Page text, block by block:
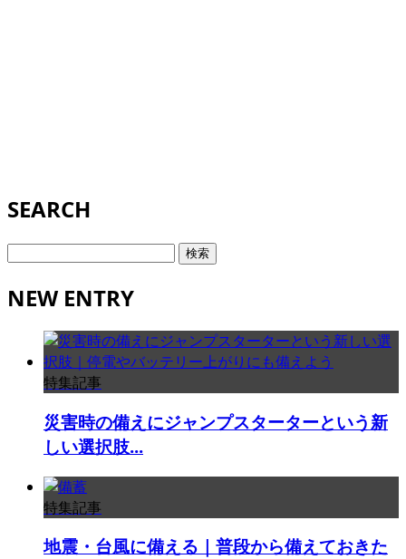
SEARCH
検
NEW ENTRY
特集記事
災害時の備えにジャンプスターターという新
しい選択肢...
特集記事
地震・台風に備える｜普段から備えておきた